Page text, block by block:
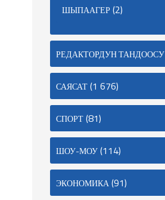
ШЫПААГЕР(2)
РЕДАКТОРДУН ТАНДООСУ
САЯСАТ(1 676)
СПОРТ(81)
ШОУ-МОУ(114)
ЭКОНОМИКА(91)